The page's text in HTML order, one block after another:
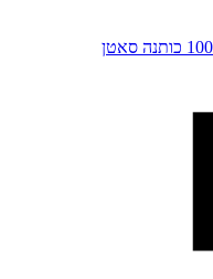
סט מצעים למיטה יחיד נאוטיקה 100% כותנה סאטן